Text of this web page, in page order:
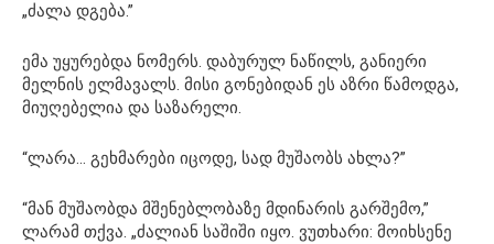
„ძალა დგება.”
ემა უყურებდა ნომერს. დაბურულ ნაწილს, განიერი
მელნის ელმავალს. მისი გონებიდან ეს აზრი წამოდგა,
მიუღებელია და საზარელი.
“ლარა… გეხმარები იცოდე, სად მუშაობს ახლა?”
“მან მუშაობდა მშენებლობაზე მდინარის გარშემო,”
ლარამ თქვა. „ძალიან საშიში იყო. ვუთხარი: მოიხსენე